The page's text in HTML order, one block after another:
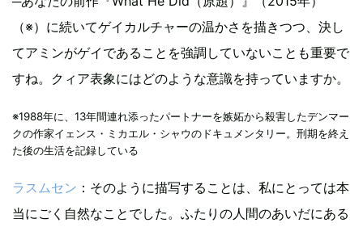
（※）に続いてゲイカルチャーの温かさを描きつつ、決し
てアミンがゲイであることを強調していないことも重要で
すね。クィア表象にはどのような意識を持っていますか。
※1988年に、13年間連れ添ったパートナーを嫉妬から殺害したデンマー
クの作家イェンス・ミカエル・シャウのドキュメンタリー。刑期を終え
た後の生活を記録している
ラスムセン ：そのように描写することは、私にとっては本
当にごく自然なことでした。ふたりの人間のあいだにある